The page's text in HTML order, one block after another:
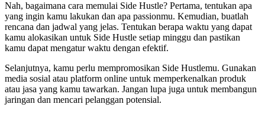
Nah, bagaimana cara memulai Side Hustle? Pertama, tentukan apa
yang ingin kamu lakukan dan apa passionmu. Kemudian, buatlah
rencana dan jadwal yang jelas. Tentukan berapa waktu yang dapat
kamu alokasikan untuk Side Hustle setiap minggu dan pastikan
kamu dapat mengatur waktu dengan efektif.
Selanjutnya, kamu perlu mempromosikan Side Hustlemu. Gunakan
media sosial atau platform online untuk memperkenalkan produk
atau jasa yang kamu tawarkan. Jangan lupa juga untuk membangun
jaringan dan mencari pelanggan potensial.